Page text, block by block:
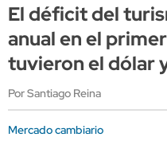
El déficit del
anual en el
tuvieron el dólar
Por Santiago Reina
Mercado cambiario